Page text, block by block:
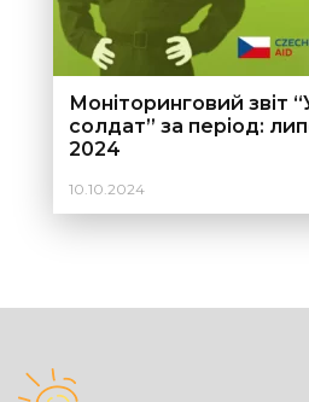
Моніторинговий звіт
солдат” за період:
2024
10.10.2024